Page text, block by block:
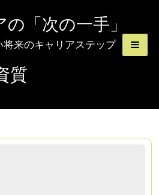
「次の一手」
来のキャリアステップ
質